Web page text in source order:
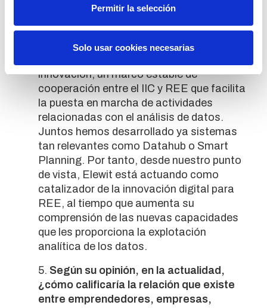
Permitir la selección
Solo usar cookies necesarias
negocio mediante la explotación de los
tecnologías.
Fruto de este entendimiento mutuo,
innovación, un marco estable de
cooperación entre el IIC y REE que facilita
la puesta en marcha de actividades
relacionadas con el análisis de datos.
Juntos hemos desarrollado ya sistemas
tan relevantes como Datahub o Smart
Planning. Por tanto, desde nuestro punto
de vista, Elewit está actuando como
catalizador de la innovación digital para
REE, al tiempo que aumenta su
comprensión de las nuevas capacidades
que les proporciona la explotación
analítica de los datos.
Según su opinión, en la actualidad,
¿cómo calificaría la relación que existe
entre emprendedores, empresas,